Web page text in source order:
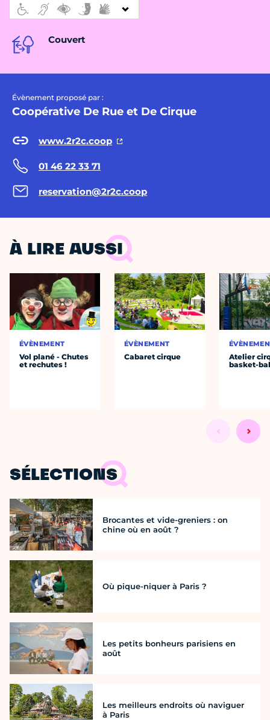
Couvert
Évènement proposé par :
Coopérative De Rue et De Cirque
www.2r2c.coop
01 46 22 33 71
reservation@2r2c.coop
À LIRE AUSSI
ÉVÈNEMENT
Vol plané - Chutes
et rechutes !
ÉVÈNEMENT
Cabaret cirque
Atelier
basket-
SÉLECTIONS
Brocantes et vide-greniers : on
chine où en août ?
Où pique-niquer à Paris ?
Les petits bonheurs parisiens en
août
Les meilleurs endroits où naviguer
à Paris